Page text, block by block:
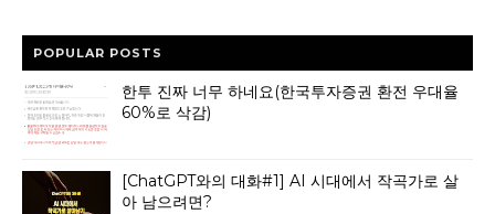
POPULAR POSTS
한투 진짜 너무 하네요(한국투자증권 환전 우대율
60%로 삭감)
[ChatGPT와의 대화#1] AI 시대에서 작곡가로 살
아 남으려면?